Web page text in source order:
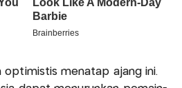
optimistis menatap ajang ini.